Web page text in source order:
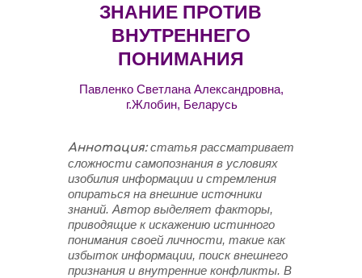
ЗНАНИЕ ПРОТИВ
ВНУТРЕННЕГО
ПОНИМАНИЯ
Павленко Светлана Александровна,
г.Жлобин, Беларусь
Аннотация:статья рассматривает
сложности самопознания в условиях
изобилия информации и стремления
опираться на внешние источники
знаний. Автор выделяет факторы,
приводящие к искажению истинного
понимания своей личности, такие как
избыток информации, поиск внешнего
признания и внутренние конфликты. В